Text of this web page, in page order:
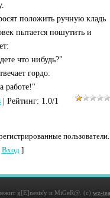
положить ручную кладь
пытается пошутить и
что нибудь?"
гордо:
работе!"
Рейтинг: 1.0/1
пользователи.
Вход]
g[E]nesis'у и MiGeR@. (с) wz-